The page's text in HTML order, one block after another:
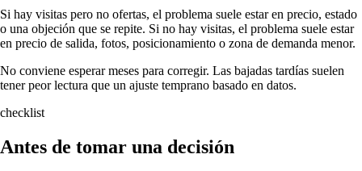
Si hay visitas pero no ofertas, el problema suele estar en precio, estado
o una objeción que se repite. Si no hay visitas, el problema suele estar
en precio de salida, fotos, posicionamiento o zona de demanda menor.
No conviene esperar meses para corregir. Las bajadas tardías suelen
tener peor lectura que un ajuste temprano basado en datos.
checklist
Antes de tomar una decisión